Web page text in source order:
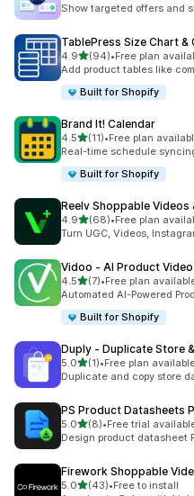
Show targeted offers and
TablePress Size Chart &
4.9별 5개 중
(94)
총 리뷰 94개
•Free plan
Add product tables like
Built for Shopify
Brand It! Calendar
4.5별 5개 중
(11)
총 리뷰 11개
•Free plan
Real-time schedule
Built for Shopify
Reelv Shoppable Videos
4.9별 5개 중
(68)
총 리뷰 68개
•Free plan
Turn UGC, Videos,
Vidoo ‑ AI Product
4.5별 5개 중
(7)
총 리뷰 7개
•Free plan
Automated AI-Powered
Built for Shopify
Duply ‑ Duplicate Store
5.0별 5개 중
(1)
총 리뷰 1개
•Free plan
Duplicate and copy store
PS Product Datasheets
5.0별 5개 중
(8)
총 리뷰 8개
•Free trial
Design product datasheet
Firework Shoppable
5.0별 5개 중
(43)
총 리뷰 43개
•Free to install